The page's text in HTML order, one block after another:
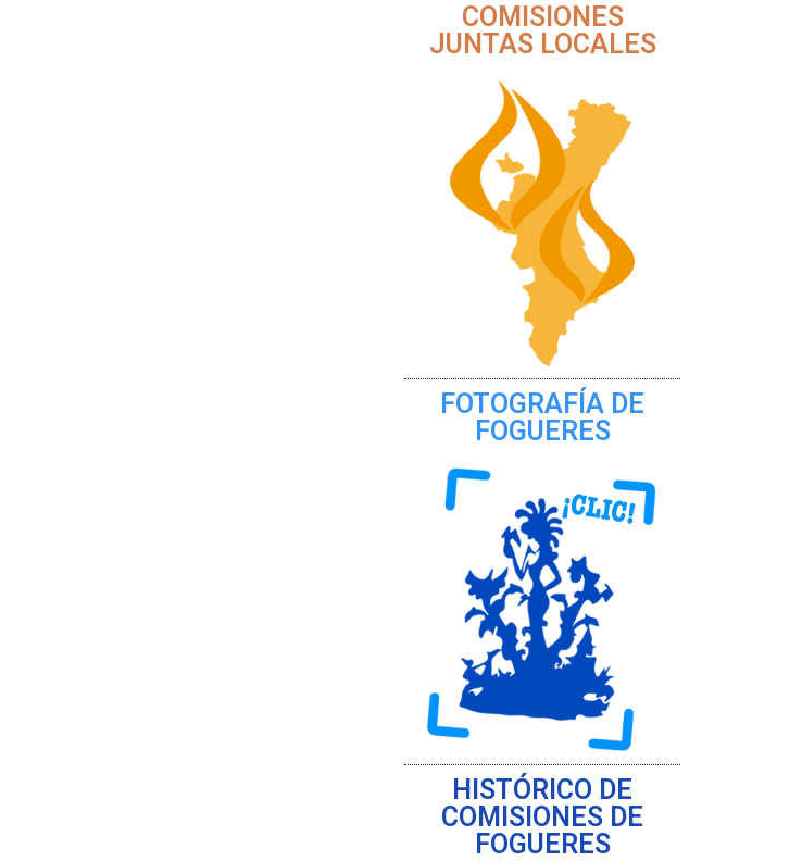
COMISIONES
JUNTAS LOCALES
FOTOGRAFÍA DE
FOGUERES
HISTÓRICO DE
COMISIONES DE
FOGUERES